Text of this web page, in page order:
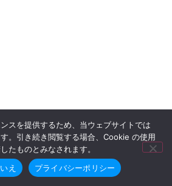
スを提供するため、当ウェブサイトでは
。引き続き閲覧する場合、Cookie の使用
たものとみなされます。
え プライバシーポリシー